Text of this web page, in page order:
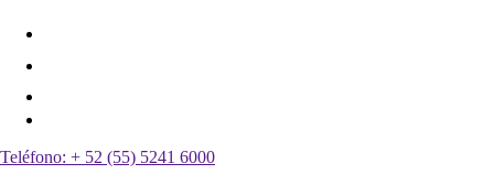
Teléfono: + 52 (55) 5241 6000